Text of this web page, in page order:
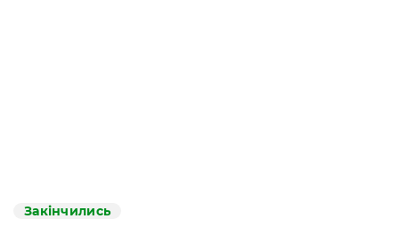
Закінчились